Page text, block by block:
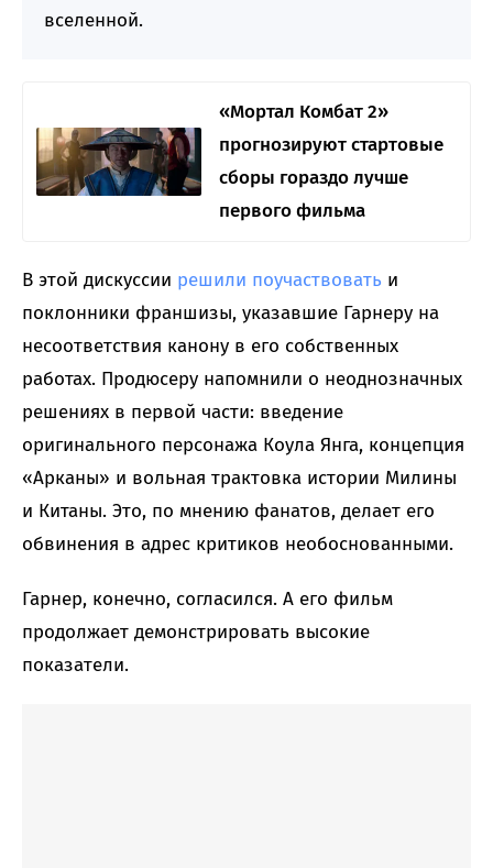
вселенной.
«Мортал Комбат 2»
прогнозируют стартовые
сборы гораздо лучше
первого фильма
В этой дискуссии решили поучаствовать и
поклонники франшизы, указавшие Гарнеру на
несоответствия канону в его собственных
работах. Продюсеру напомнили о неоднозначных
решениях в первой части: введение
оригинального персонажа Коула Янга, концепция
«Арканы» и вольная трактовка истории Милины
и Китаны. Это, по мнению фанатов, делает его
обвинения в адрес критиков необоснованными.
Гарнер, конечно, согласился. А его фильм
продолжает демонстрировать высокие
показатели.